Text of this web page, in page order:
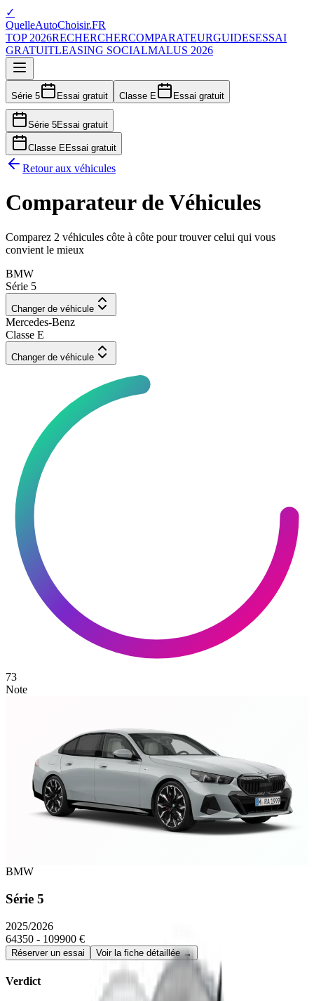
✓
QuelleAutoChoisir.FR
TOP 2026RECHERCHERCOMPARATEURGUIDESESSAI
GRATUITLEASING SOCIALMALUS 2026
Série 5 Essai gratuit Classe E Essai gratuit
Série 5Essai gratuit
Classe EEssai gratuit
Retour aux véhicules
Comparateur de Véhicules
Comparez 2 véhicules côte à côte pour trouver celui qui vous
convient le mieux
BMW
Série 5
Changer de véhicule
Mercedes-Benz
Classe E
Changer de véhicule
73
Note
BMW
Série 5
2025/2026
64350 - 109900 €
Réserver un essai Voir la fiche détaillée →
Verdict